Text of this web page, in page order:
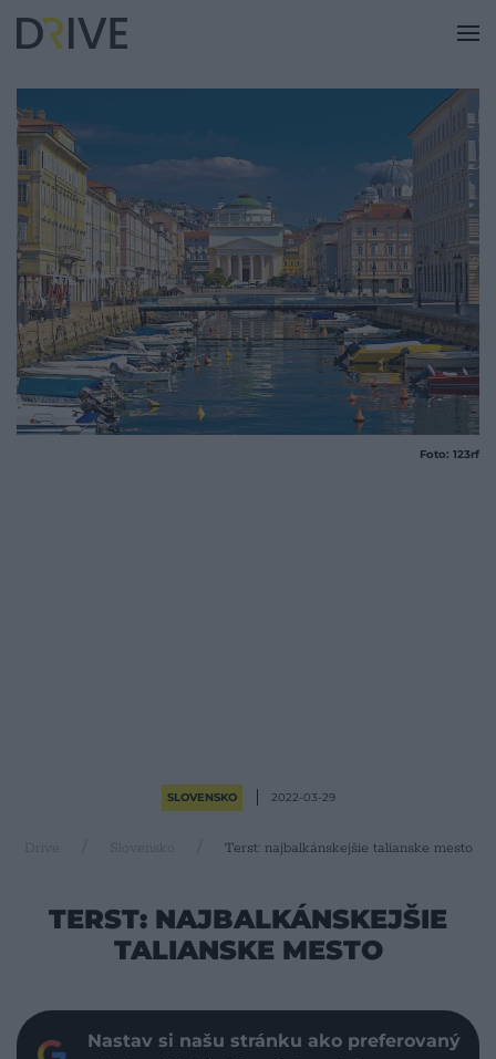
Foto: 123rf
SLOVENSKO 2022-03-29
Drive Slovensko Terst: najbalkánskejšie talianske mesto
TERST: NAJBALKÁNSKEJŠIE
TALIANSKE MESTO
Nastav si našu stránku ako preferovaný